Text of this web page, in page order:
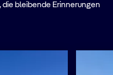
bleibende Erinnerungen